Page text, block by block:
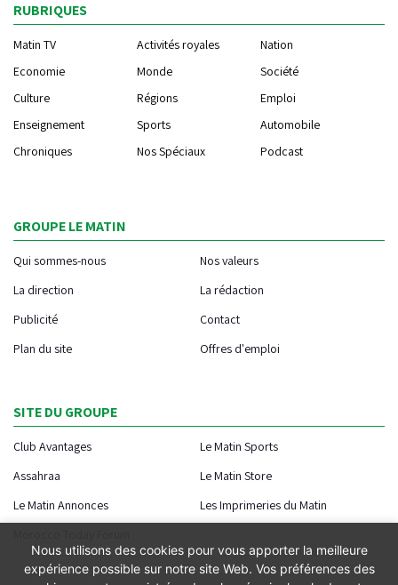
RUBRIQUES
Matin TV Activités royales
Nation
Economie
Monde
Société
Culture
Régions
Emploi
Enseignement
Sports
Automobile
Chroniques
Nos Spéciaux Podcast
GROUPE LE MATIN
Qui sommes-nous
Nos valeurs
La direction
La rédaction
Publicité
Contact
Plan du site
Offres d'emploi
SITE DU GROUPE
Club Avantages
Le Matin Sports
Assahraa
Le Matin Store
Le Matin Annonces
Les Imprimeries du Matin
Nous utilisons des cookies pour vous apporter la meilleure
expérience possible sur notre site Web. Vos préférences des